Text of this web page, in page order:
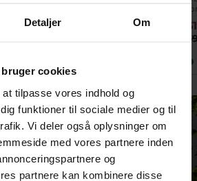
Detaljer Om
bruger cookies
tilpasse vores indhold og
funktioner til sociale medier og til
Vi deler også oplysninger om
med vores partnere inden
og
partnere kan kombinere disse
720,00 kr